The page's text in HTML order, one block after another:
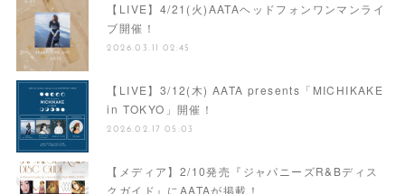
【LIVE】4/21(火)AATAヘッドフォンワンマンライ
ブ開催！
2026.03.11 02:45
【LIVE】3/12(木) AATA presents「MICHIKAKE
in TOKYO」開催！
2026.02.17 05:03
【メディア】2/10発売『ジャパニーズR&Bディス
クガイド』にAATAが掲載！